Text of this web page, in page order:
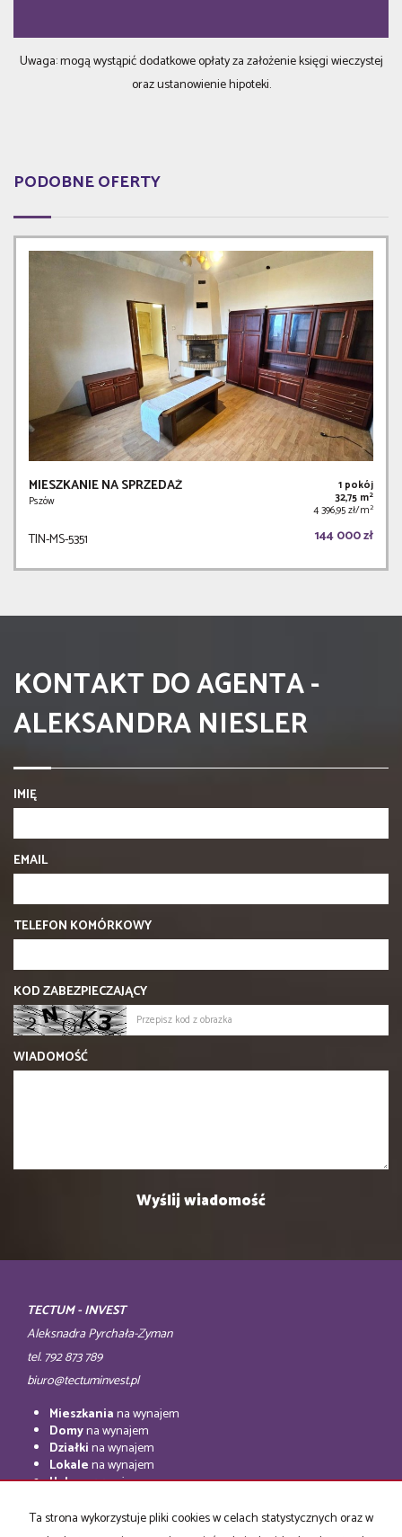
Uwaga: mogą wystąpić dodatkowe opłaty za założenie księgi wieczystej
oraz ustanowienie hipoteki.
PODOBNE OFERTY
MIESZKANIE NA SPRZEDAŻ
Pszów
1 pokój
32,75 m2
4 396,95 zł/m2
TIN-MS-5351 144 000 zł
KONTAKT DO AGENTA -
ALEKSANDRA NIESLER
IMIĘ
EMAIL
TELEFON KOMÓRKOWY
KOD ZABEZPIECZAJĄCY
WIADOMOŚĆ
TECTUM - INVEST
Aleksnadra Pyrchała-Zyman
tel. 792 873 789
biuro@tectuminvest.pl
Mieszkaniana wynajem
Domyna wynajem
Działkina wynajem
Lokalena wynajem
Halena wynajem
Mieszkania
na sprzedaż
Ta strona wykorzystuje pliki cookies w celach statystycznych oraz w